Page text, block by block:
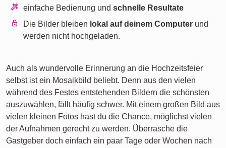
einfache Bedienung undschnelle Resultate
Die Bilder bleiben lokal auf deinem Computer und
werden nicht hochgeladen.
Auch als wundervolle Erinnerung an die Hochzeitsfeier
selbst ist ein Mosaikbild beliebt. Denn aus den vielen
während des Festes entstehenden Bildern die schönsten
auszuwählen, fällt häufig schwer. Mit einem großen Bild aus
vielen kleinen Fotos hast du die Chance, möglichst vielen
der Aufnahmen gerecht zu werden. Überrasche die
Gastgeber doch einfach ein paar Tage oder Wochen nach